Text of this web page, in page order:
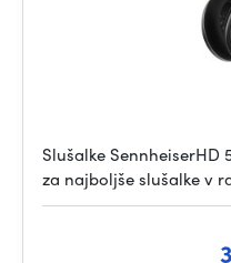
Slušalke SennheiserHD
za najboljše slušalke v